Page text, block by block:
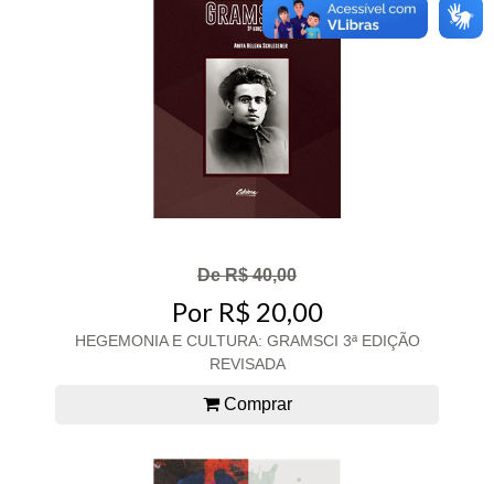
De R$ 40,00
Por R$ 20,00
HEGEMONIA E CULTURA: GRAMSCI 3ª EDIÇÃO
REVISADA
Comprar